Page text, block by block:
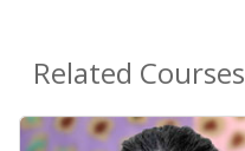
Related Courses